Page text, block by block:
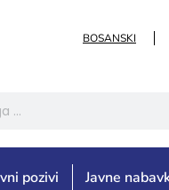
BOSANSKI
pozivi Javne